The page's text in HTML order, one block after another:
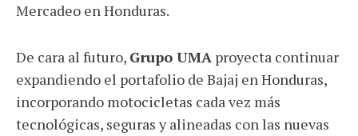
Mercadeo en Honduras.
De cara al futuro, Grupo UMA proyecta continuar
expandiendo el portafolio de Bajaj en Honduras,
incorporando motocicletas cada vez más
tecnológicas, seguras y alineadas con las nuevas